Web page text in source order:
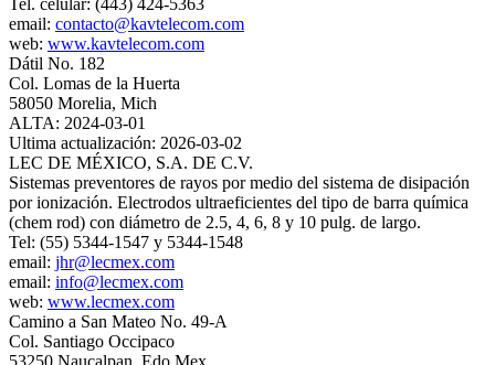
email: contacto@kavtelecom.com
web: www.kavtelecom.com
Dátil No. 182
Col. Lomas de la Huerta
58050 Morelia, Mich
ALTA: 2024-03-01
Ultima actualización: 2026-03-02
LEC DE MÉXICO, S.A. DE C.V.
Sistemas preventores de rayos por medio del sistema de disipación
por ionización. Electrodos ultraeficientes del tipo de barra química
(chem rod) con diámetro de 2.5, 4, 6, 8 y 10 pulg. de largo.
Tel: (55) 5344-1547 y 5344-1548
email: jhr@lecmex.com
email: info@lecmex.com
web: www.lecmex.com
Camino a San Mateo No. 49-A
Col. Santiago Occipaco
53250 Naucalpan, Edo Mex